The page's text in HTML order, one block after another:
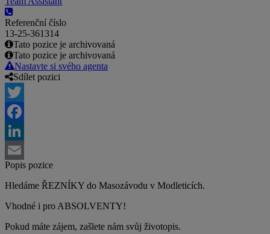
Referenční číslo
13-25-361314
Tato pozice je archivovaná
Tato pozice je archivovaná
Nastavte si svého agenta
Sdílet pozici
Twitter
Facebook
LinkedIn
Email
Popis pozice
Hledáme ŘEZNÍKY do Masozávodu v Modleticích.
Vhodné i pro ABSOLVENTY!
Pokud máte zájem, zašlete nám svůj životopis.